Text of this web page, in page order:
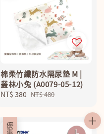
棉柔竹纖防水隔尿墊 M |
叢林小兔 (A0079-05-12)
Sale
NT$ 380 Regular
NT$ 480
優惠